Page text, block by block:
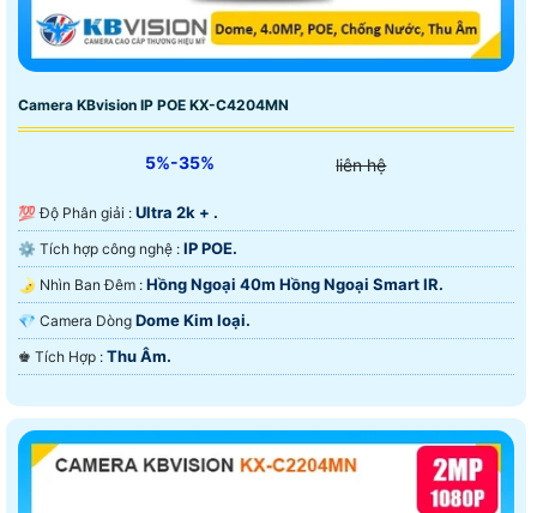
Camera KBvision IP POE KX-C4204MN
5%-35% liên hệ
💯 Độ Phân giải : Ultra 2k + .
⚙ Tích hợp công nghệ : IP POE.
🌛 Nhìn Ban Đêm : Hồng Ngoại 40m Hồng Ngoại Smart IR.
💎 Camera Dòng Dome Kim loại.
️♚ Tích Hợp : Thu Âm.